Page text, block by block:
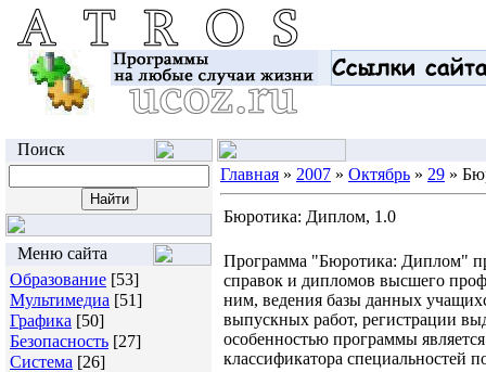
Поиск
Меню сайта
Образование [53]
Мультимедиа [51]
Графика [50]
Безопасность [27]
Система [26]
Главная » 2007 » Октябрь » 29 »
Бюротика: Диплом, 1.0
Программа "Бюротика: Диплом"
справок и дипломов высшего
ним, ведения базы данных
выпускных работ, регистрации
особенностью программы
классификатора специальностей